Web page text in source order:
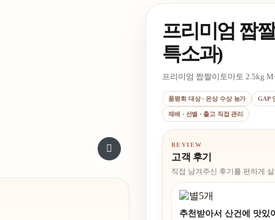
확대보기
프리미엄 짭
특소과)요약
및
구매
프리미엄 짭짤이토마토 2.5kg
품평회 대상 · 은상 수상 농가 GAP
재배 · 선별 · 출고 직접 관리
REVIEW
고객 후기
직접 남겨주신 후기를 편하게
추천받아서 산건에 맛있